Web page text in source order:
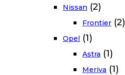
Nissan (2)
Frontier (2)
Opel (1)
Astra (1)
Meriva (1)